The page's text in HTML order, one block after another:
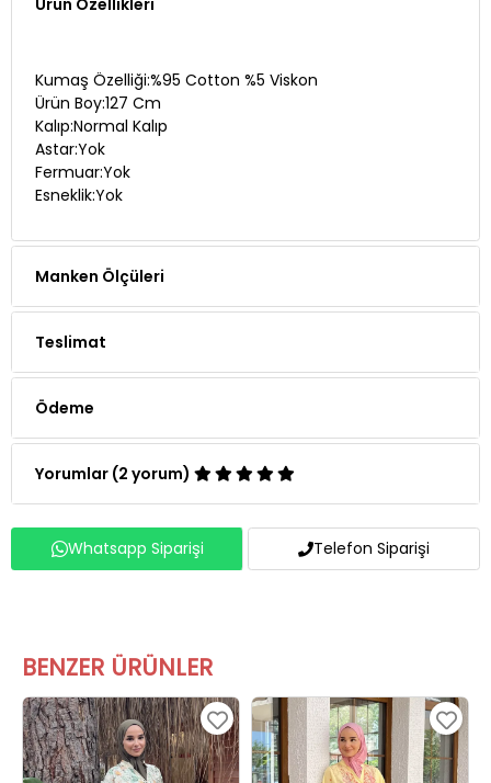
Ürün Özellikleri
Kumaş Özelliği:%95 Cotton %5 Viskon
Ürün Boy:127 Cm
Kalıp:Normal Kalıp
Astar:Yok
Fermuar:Yok
Esneklik:Yok
Manken Ölçüleri
Teslimat
Ödeme
Yorumlar (2 yorum)
Whatsapp Siparişi Telefon Siparişi
BENZER ÜRÜNLER